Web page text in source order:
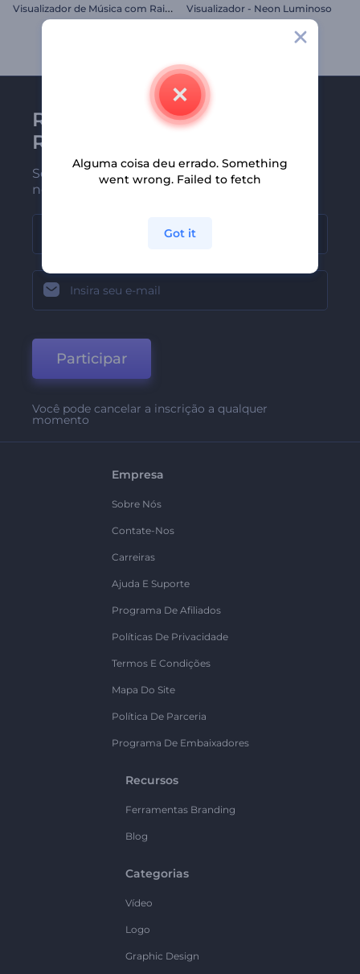
V
isualizador de Música com Raios em Chamas Visualizador - Neon Luminoso
Receba a newsletter da
Renderforest
Seja um dos primeiros a receber
nossas últimas novidades e ofertas
Participar
Você pode cancelar a inscrição a qualquer
momento
Empresa
Sobre Nós
Contate-Nos
Carreiras
Ajuda E Suporte
Programa De Afiliados
Políticas De Privacidade
Termos E Condições
Mapa Do Site
Política De Parceria
Programa De Embaixadores
Recursos
Ferramentas Branding
Blog
Categorias
Vídeo
Logo
Graphic Design
Alguma coisa deu errado. Something
went wrong. Failed to fetch
Got it